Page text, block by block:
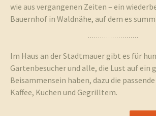
wie aus vergangenen Zeiten – ein
Bauernhof in Waldnähe, auf dem es
Im Haus an der Stadtmauer gibt es für
Gartenbesucher und alle, die Lust auf ein
Beisammensein haben, dazu die
Kaffee, Kuchen und Gegrilltem.